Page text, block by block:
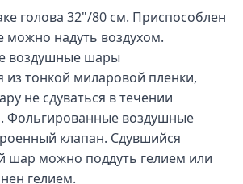
голова 32"/80 см. Приспособлен
можно надуть воздухом.
воздушные шары
из тонкой миларовой пленки,
не сдуваться в течении
Фольгированные воздушные
клапан. Сдувшийся
шар можно поддуть гелием или
гелием.